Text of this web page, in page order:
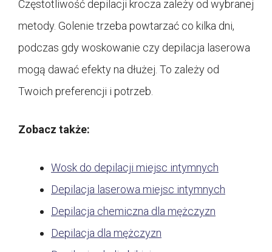
Częstotliwość depilacji krocza zależy od wybranej
metody. Golenie trzeba powtarzać co kilka dni,
podczas gdy woskowanie czy depilacja laserowa
mogą dawać efekty na dłużej. To zależy od
Twoich preferencji i potrzeb.
Zobacz także:
Wosk do depilacji miejsc intymnych
Depilacja laserowa miejsc intymnych
Depilacja chemiczna dla mężczyzn
Depilacja dla mężczyzn